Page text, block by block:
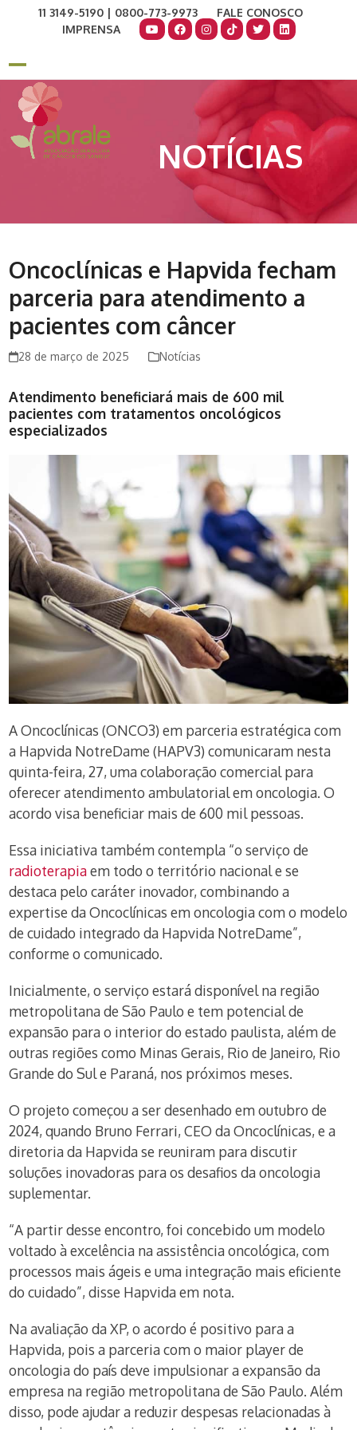
11 3149-5190 | 0800-773-9973
FALE CONOSCO
IMPRENSA
Open
mobile
menu
Close
mobile
menu
NOTÍCIAS
Oncoclínicas e Hapvida fecham
parceria para atendimento a
pacientes com câncer
28 de março de 2025 Notícias
Atendimento beneficiará mais de 600 mil
pacientes com tratamentos oncológicos
especializados
A Oncoclínicas (ONCO3) em parceria estratégica com
a Hapvida NotreDame (HAPV3) comunicaram nesta
quinta-feira, 27, uma colaboração comercial para
oferecer atendimento ambulatorial em oncologia. O
acordo visa beneficiar mais de 600 mil pessoas.
Essa iniciativa também contempla “o serviço de
radioterapiaem todo o território nacional e se
destaca pelo caráter inovador, combinando a
expertise da Oncoclínicas em oncologia com o modelo
de cuidado integrado da Hapvida NotreDame”,
conforme o comunicado.
Inicialmente, o serviço estará disponível na região
metropolitana de São Paulo e tem potencial de
expansão para o interior do estado paulista, além de
outras regiões como Minas Gerais, Rio de Janeiro, Rio
Grande do Sul e Paraná, nos próximos meses.
O projeto começou a ser desenhado em outubro de
2024, quando Bruno Ferrari, CEO da Oncoclínicas, e a
diretoria da Hapvida se reuniram para discutir
soluções inovadoras para os desafios da oncologia
suplementar.
“A partir desse encontro, foi concebido um modelo
voltado à excelência na assistência oncológica, com
processos mais ágeis e uma integração mais eficiente
do cuidado”, disse Hapvida em nota.
Na avaliação da XP, o acordo é positivo para a
Hapvida, pois a parceria com o maior player de
oncologia do país deve impulsionar a expansão da
empresa na região metropolitana de São Paulo. Além
disso, pode ajudar a reduzir despesas relacionadas à